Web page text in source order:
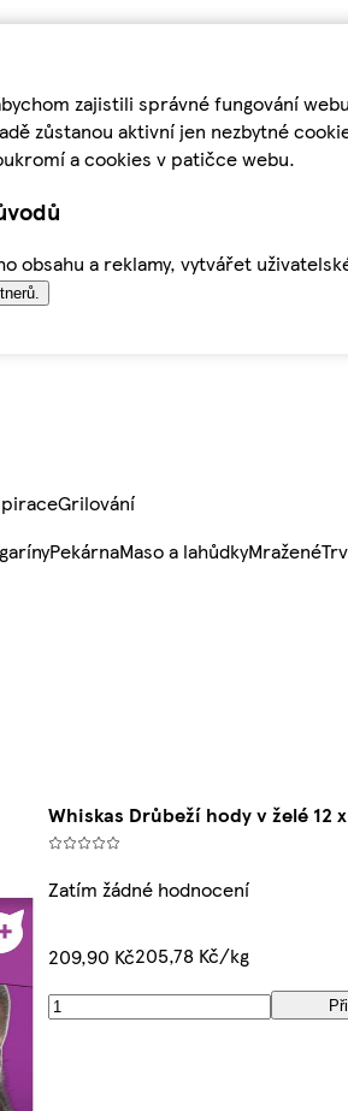
zajistili správné fungování
zůstanou aktivní jen nezbytné
a cookies v patičce webu.
a reklamy, vytvářet
Grilování
PekárnaMaso a lahůdkyMražené
Whiskas Drůbeží hody v želé 12
Zatím žádné hodnocení
209,90 Kč205,78 Kč/kg